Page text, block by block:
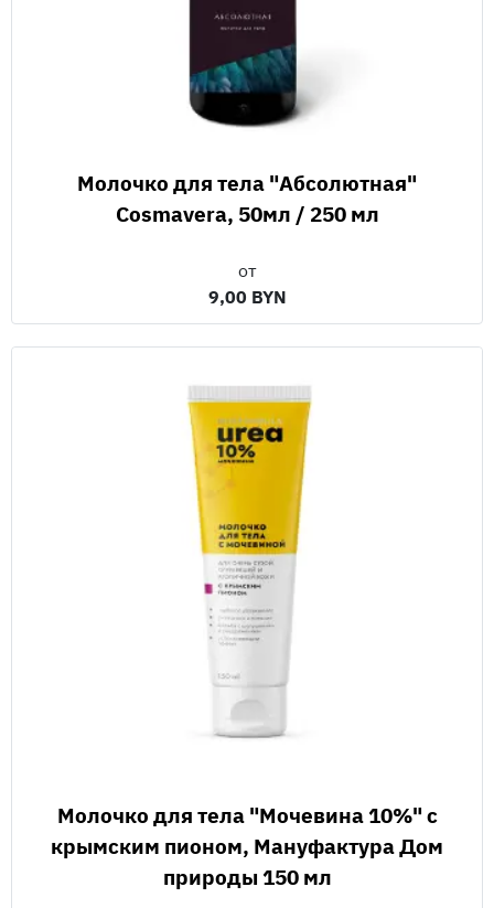
Молочко для тела "Абсолютная"
Cosmavera, 50мл / 250 мл
от
9,00 BYN
Молочко для тела "Мочевина 10%" с
крымским пионом, Мануфактура Дом
природы 150 мл